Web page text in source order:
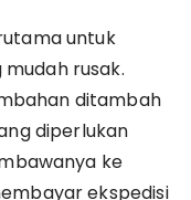
untuk
rusak.
ditambah
diperlukan
ke
ekspedisi